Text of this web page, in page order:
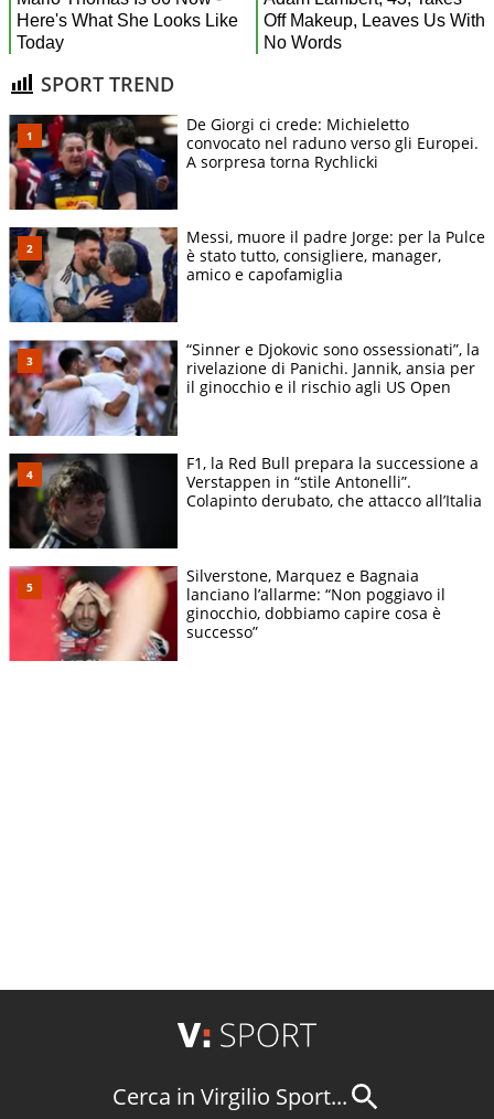
SPORT TREND
De Giorgi ci crede: Michieletto
convocato nel raduno verso gli Europei.
A sorpresa torna Rychlicki
Messi, muore il padre Jorge: per la Pulce
è stato tutto, consigliere, manager,
amico e capofamiglia
“Sinner e Djokovic sono ossessionati”, la
rivelazione di Panichi. Jannik, ansia per
il ginocchio e il rischio agli US Open
F1, la Red Bull prepara la successione a
Verstappen in “stile Antonelli”.
Colapinto derubato, che attacco all’Italia
Silverstone, Marquez e Bagnaia
lanciano l’allarme: “Non poggiavo il
ginocchio, dobbiamo capire cosa è
successo”
Cerca in Virgilio Sport...